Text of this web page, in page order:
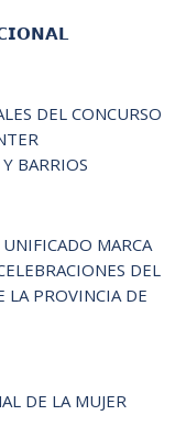
DEL CONCURSO
BARRIOS
MARCA
DEL
LA PROVINCIA DE
DE LA MUJER